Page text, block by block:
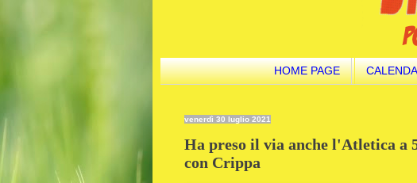
HOME PAGE
venerdì 30 luglio 2021
Ha preso il via anche l'Atletica a
con Crippa